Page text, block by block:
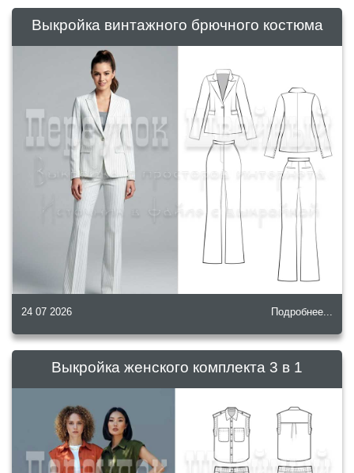
Выкройка винтажного брючного костюма
24 07 2026 Подробнее...
Выкройка женского комплекта 3 в 1